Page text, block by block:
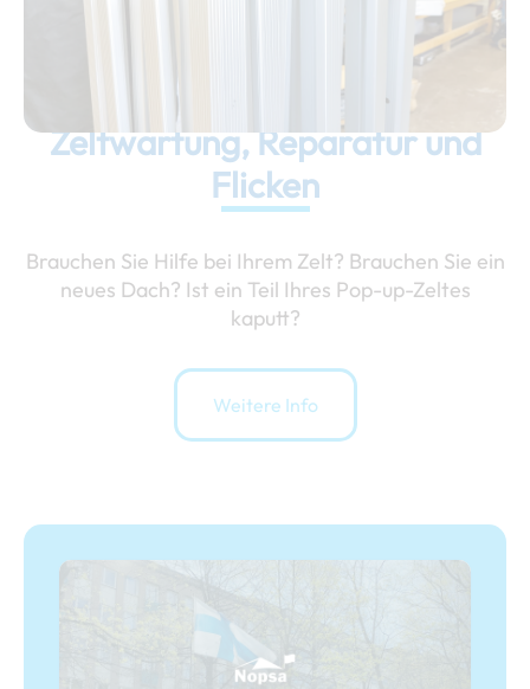
Zeltwartung, Reparatur und
Flicken
Brauchen Sie Hilfe bei Ihrem Zelt? Brauchen Sie ein
neues Dach? Ist ein Teil Ihres Pop-up-Zeltes
kaputt?
Weitere Info